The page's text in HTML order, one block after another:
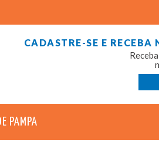
CADASTRE-SE E RECEBA
PAMPA